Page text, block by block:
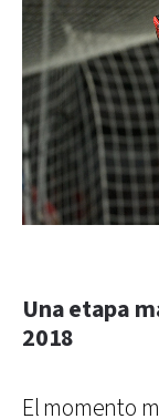
Una etapa
2018
El momento